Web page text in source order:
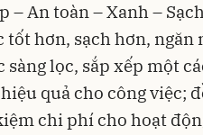
An toàn – Xanh –
hơn, sạch hơn, ngăn
lọc, sắp xếp một
quả cho công việc;
chi phí cho hoạt